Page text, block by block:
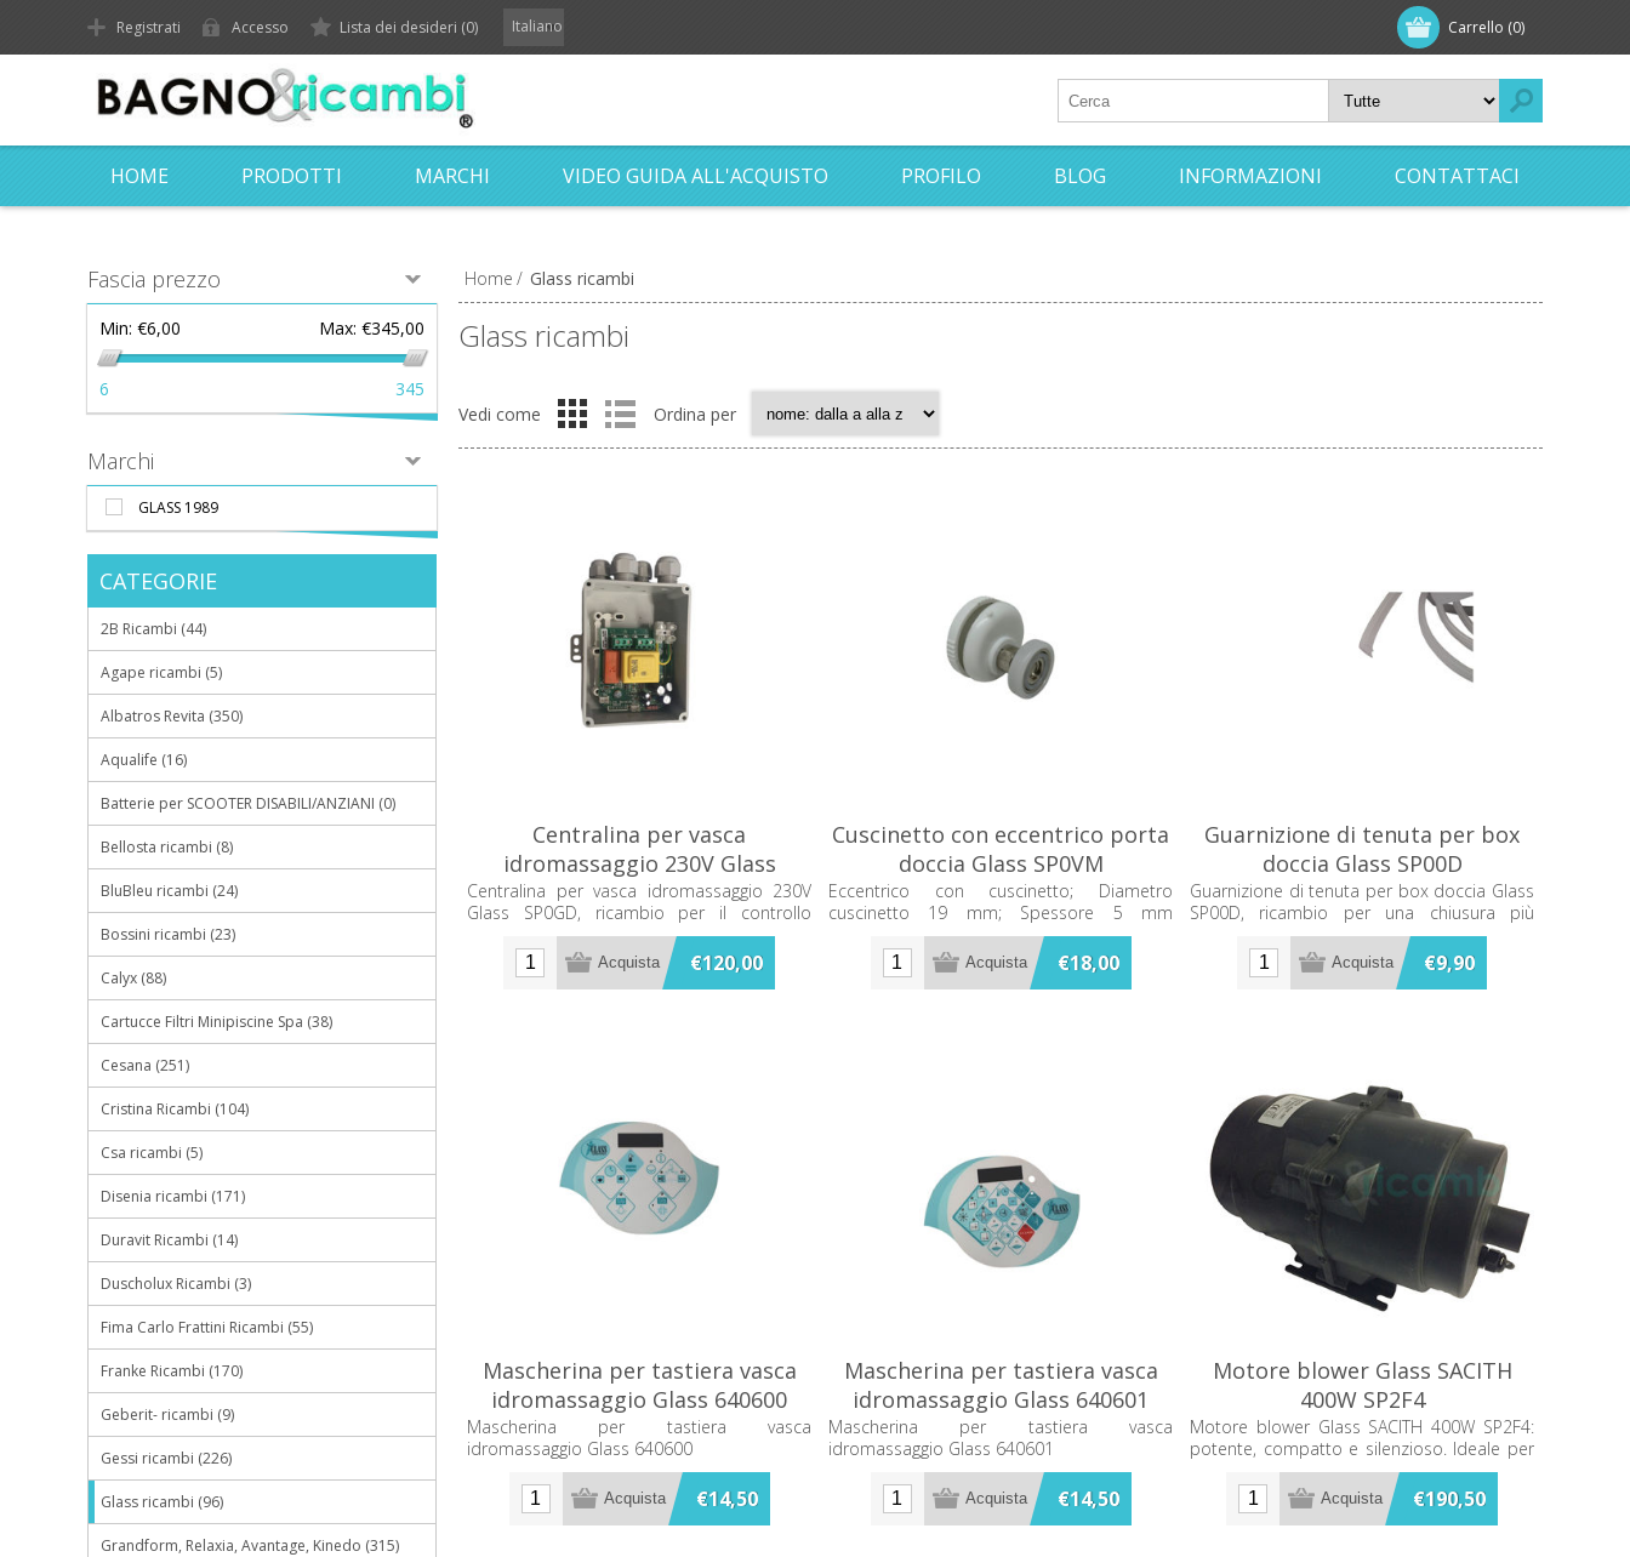
Carrello (0)
Registrati Accesso Lista dei desideri (0) Italiano
HOME PRODOTTI MARCHI VIDEO GUIDA ALL'ACQUISTO PROFILO BLOG INFORMAZIONI CONTATTACI
Home / Glass ricambi
Glass ricambi
Vedi come Ordina per
Centralina per vasca
idromassaggio 230V Glass
SP0GD
Centralina per vasca idromassaggio 230V
Glass SP0GD, ricambio per il controllo
dell’impianto.
€120,00
Cuscinetto con eccentrico porta
doccia Glass SP0VM
Eccentrico con cuscinetto; Diametro
cuscinetto 19 mm; Spessore 5 mm
Utilizzato sui seguenti prodotti Glass: Agua,
Krono, Techno
€18,00
Guarnizione di tenuta per box
doccia Glass SP00D
Guarnizione di tenuta per box doccia Glass
SP00D, ricambio per una chiusura più
efficace e una migliore protezione contro le
fuoriuscite d’acqua.
€9,90
Mascherina per tastiera vasca
idromassaggio Glass 640600
Mascherina per tastiera vasca
idromassaggio Glass 640600
€14,50
Mascherina per tastiera vasca
idromassaggio Glass 640601
Mascherina per tastiera vasca
idromassaggio Glass 640601
€14,50
Motore blower Glass SACITH
400W SP2F4
Motore blower Glass SACITH 400W SP2F4:
potente, compatto e silenzioso. Ideale per
ventilazione residenziale e commerciale,
offre efficienza energetica e lunga durata.
Perfetto per spazi ridotti e utilizzi intensivi.
€190,50
Fascia prezzo
Min: €6,00 Max: €345,00
6 345
Marchi
GLASS 1989
CATEGORIE
2B Ricambi (44)
Agape ricambi (5)
Albatros Revita (350)
Aqualife (16)
Batterie per SCOOTER DISABILI/ANZIANI (0)
Bellosta ricambi (8)
BluBleu ricambi (24)
Bossini ricambi (23)
Calyx (88)
Cartucce Filtri Minipiscine Spa (38)
Cesana (251)
Cristina Ricambi (104)
Csa ricambi (5)
Disenia ricambi (171)
Duravit Ricambi (14)
Duscholux Ricambi (3)
Fima Carlo Frattini Ricambi (55)
Franke Ricambi (170)
Geberit- ricambi (9)
Gessi ricambi (226)
Glass ricambi (96)
Grandform, Relaxia, Avantage, Kinedo (315)